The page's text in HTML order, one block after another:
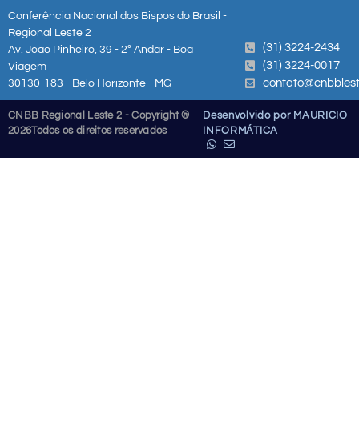
Conferência Nacional dos Bispos do Brasil -
Regional Leste 2
Av. João Pinheiro, 39 - 2º Andar - Boa
Viagem
30130-183 - Belo Horizonte - MG
(31) 3224-2434
(31) 3224-0017
CNBB Regional Leste 2 - Copyright ®
2026Todos os direitos reservados
Desenvolvido por MAURICIO
INFORMÁTICA